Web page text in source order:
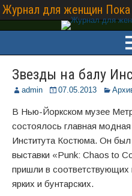
Журнал для женщин
Звезды на балу
admin 07.05.2013
В Нью-Йоркском музее
состоялось главная
Института Костюма. Он был
выставки «Punk: Chaos to
пришли в
ярких и бунтарских.